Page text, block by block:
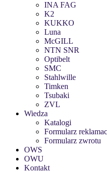
INA FAG
K2
KUKKO
Luna
McGILL
NTN SNR
Optibelt
SMC
Stahlwille
Timken
Tsubaki
ZVL
Wiedza
Katalogi
Formularz
Formularz zwrotu
OWS
OWU
Kontakt